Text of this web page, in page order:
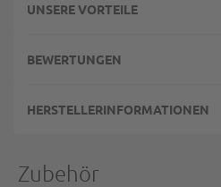
UNSERE VORTEILE
BEWERTUNGEN
HERSTELLERINFORMATIONEN
Zubehör